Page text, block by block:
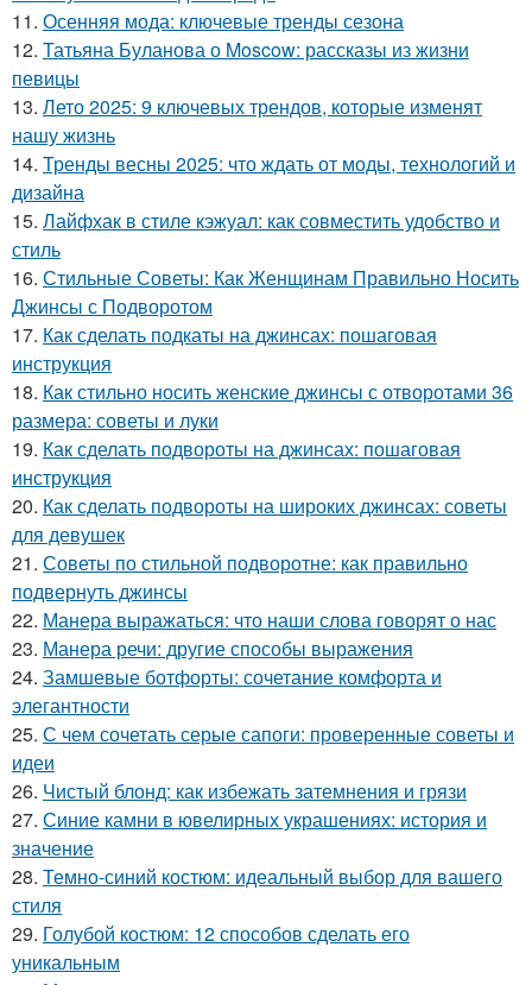
11. Осенняя мода: ключевые тренды сезона
12. Татьяна Буланова о Moscow: рассказы из жизни
певицы
13. Лето 2025: 9 ключевых трендов, которые изменят
нашу жизнь
14. Тренды весны 2025: что ждать от моды, технологий и
дизайна
15. Лайфхак в стиле кэжуал: как совместить удобство и
стиль
16. Стильные Советы: Как Женщинам Правильно Носить
Джинсы с Подворотом
17. Как сделать подкаты на джинсах: пошаговая
инструкция
18. Как стильно носить женские джинсы с отворотами 36
размера: советы и луки
19. Как сделать подвороты на джинсах: пошаговая
инструкция
20. Как сделать подвороты на широких джинсах: советы
для девушек
21. Советы по стильной подворотне: как правильно
подвернуть джинсы
22. Манера выражаться: что наши слова говорят о нас
23. Манера речи: другие способы выражения
24. Замшевые ботфорты: сочетание комфорта и
элегантности
25. С чем сочетать серые сапоги: проверенные советы и
идеи
26. Чистый блонд: как избежать затемнения и грязи
27. Синие камни в ювелирных украшениях: история и
значение
28. Темно-синий костюм: идеальный выбор для вашего
стиля
29. Голубой костюм: 12 способов сделать его
уникальным